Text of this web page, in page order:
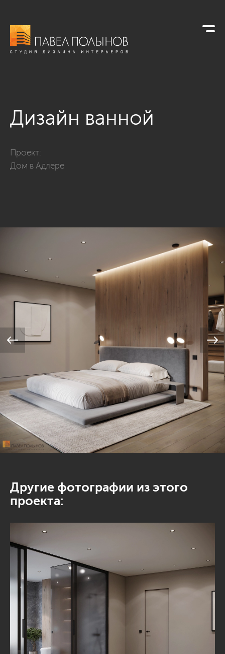
Дизайн ванной
Проект:
Дом в Адлере
Другие фотографии из этого
проекта: